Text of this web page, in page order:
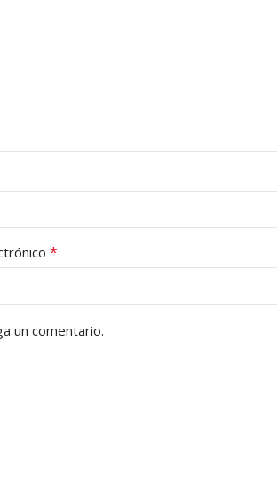
*
un comentario.